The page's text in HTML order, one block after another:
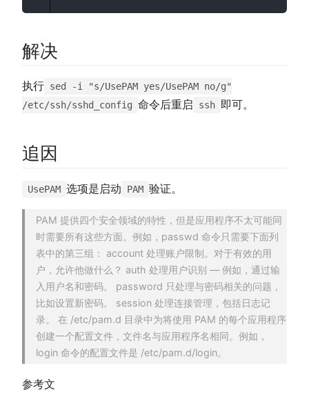
解决
执行 sed -i "s/UsePAM yes/UsePAM no/g"
/etc/ssh/sshd_config 命令后重启 ssh 即可。
追因
UsePAM 选项是启动 PAM 验证。
PAM 提供四个安全领域的特性，但是应用程序不太可能同
时需要所有这些方面。例如，passwd 命令只需要下面列
表中的第三组： account 处理账户限制。对于有效的用
户，允许他做什么？ auth 处理用户识别 — 例如，通过输
入用户名和密码。 password 只处理与密码相关的问题，
比如设置新密码。 session 处理连接管理，包括日志记
录。 在 /etc/pam.d 目录中为将使用 PAM 的每个应用程序
创建一个配置文件，文件名与应用程序名相同。例如，
login 命令的配置文件是 /etc/pam.d/login。
参考文